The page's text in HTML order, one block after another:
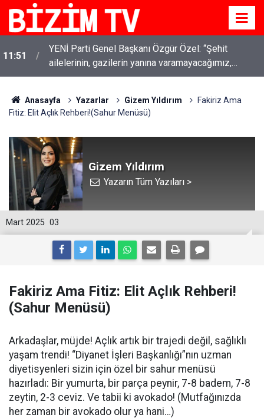
11:51
YENİ Parti Genel Başkanı Özgür Özel: “Şehit
ailelerinin, gazilerin yanına varamayacağımız,
gözüne bakamayacağımız işlerin içinde olmayız”
11:41
Murat Ağırel'den çarpıcı kulis bilgisi: AKP'nin
yönettiği 3 belediyeye operasyon geliyor!
Anasayfa Yazarlar Gizem Yıldırım
Fakiriz Ama
Fitiz: Elit Açlık Rehberi!(Sahur Menüsü)
Gizem Yıldırım
Yazarın Tüm Yazıları >
03
Mart 2025
Fakiriz Ama Fitiz: Elit Açlık Rehberi!
(Sahur Menüsü)
Arkadaşlar, müjde! Açlık artık bir trajedi değil, sağlıklı
yaşam trendi! “Diyanet İşleri Başkanlığı”nın uzman
diyetisyenleri sizin için özel bir sahur menüsü
hazırladı: Bir yumurta, bir parça peynir, 7-8 badem, 7-8
zeytin, 2-3 ceviz. Ve tabii ki avokado! (Mutfağınızda
her zaman bir avokado olur ya hani…)